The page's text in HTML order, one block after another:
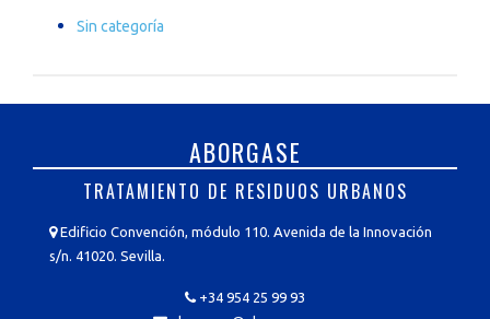
Sin categoría
ABORGASE
TRATAMIENTO DE RESIDUOS URBANOS
Edificio Convención, módulo 110. Avenida de la Innovación
s/n. 41020. Sevilla.
+34 954 25 99 93